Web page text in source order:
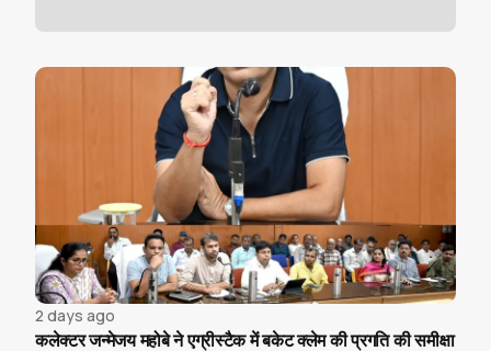
2 days ago
कलेक्टर जन्मेजय महोबे ने एग्रीस्टैक में बकेट क्लेम की प्रगति की समीक्षा